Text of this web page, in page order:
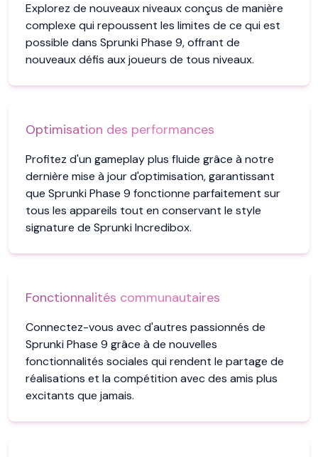
Explorez de nouveaux niveaux conçus de manière
complexe qui repoussent les limites de ce qui est
possible dans Sprunki Phase 9, offrant de
nouveaux défis aux joueurs de tous niveaux.
Optimisation des performances
Profitez d'un gameplay plus fluide grâce à notre
dernière mise à jour d'optimisation, garantissant
que Sprunki Phase 9 fonctionne parfaitement sur
tous les appareils tout en conservant le style
signature de Sprunki Incredibox.
Fonctionnalités communautaires
Connectez-vous avec d'autres passionnés de
Sprunki Phase 9 grâce à de nouvelles
fonctionnalités sociales qui rendent le partage de
réalisations et la compétition avec des amis plus
excitants que jamais.